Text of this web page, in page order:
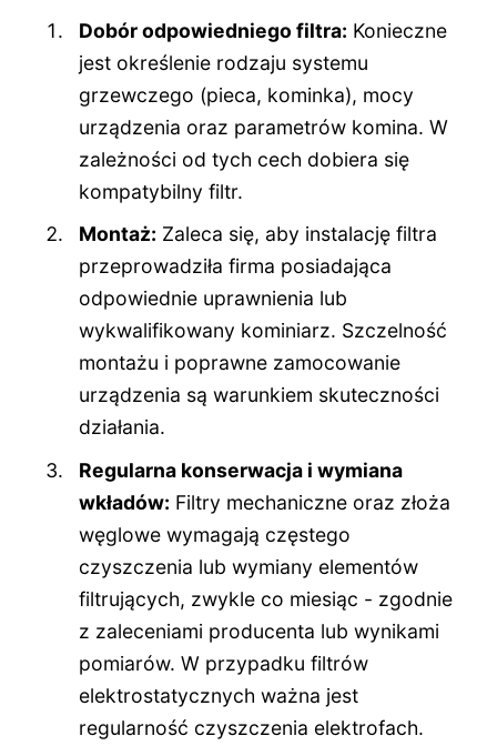
Dobór odpowiedniego filtra: Konieczne
jest określenie rodzaju systemu
grzewczego (pieca, kominka), mocy
urządzenia oraz parametrów komina. W
zależności od tych cech dobiera się
kompatybilny filtr.
Montaż: Zaleca się, aby instalację filtra
przeprowadziła firma posiadająca
odpowiednie uprawnienia lub
wykwalifikowany kominiarz. Szczelność
montażu i poprawne zamocowanie
urządzenia są warunkiem skuteczności
działania.
Regularna konserwacja i wymiana
wkładów: Filtry mechaniczne oraz złoża
węglowe wymagają częstego
czyszczenia lub wymiany elementów
filtrujących, zwykle co miesiąc - zgodnie
z zaleceniami producenta lub wynikami
pomiarów. W przypadku filtrów
elektrostatycznych ważna jest
regularność czyszczenia elektrofach.